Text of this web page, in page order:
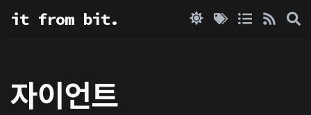
it from bit.
자이언트